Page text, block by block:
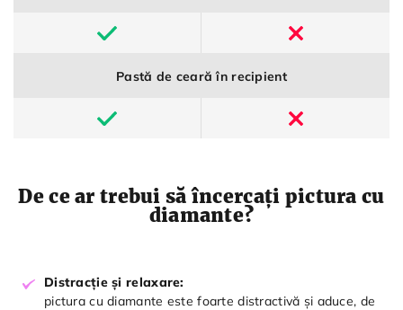
Pastă de ceară în recipient
De ce ar trebui să încercați pictura cu
diamante?
Distracție și relaxare:
pictura cu diamante este foarte distractivă și aduce, de